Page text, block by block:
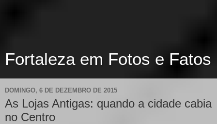
Fortaleza em Fotos e Fatos
DOMINGO, 6 DE DEZEMBRO DE 2015
As Lojas Antigas: quando a cidade cabia
no Centro